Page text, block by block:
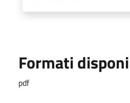
Formati
pdf